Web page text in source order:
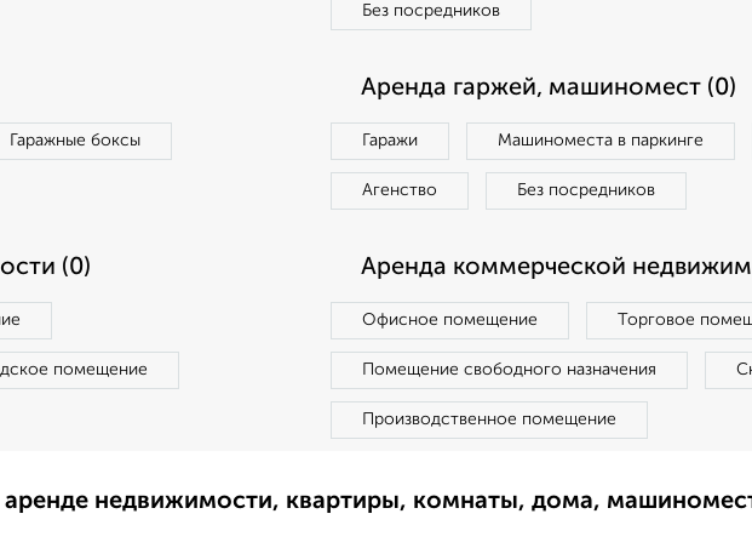
Без посредников
Гаражные боксы
Аренда гаржей, машиномест (0)
Гаражи Машиноместа в паркинге
Агенство Без посредников
(0)
помещение
Аренда коммерческой
Офисное помещение Торговое
Помещение свободного назначения
Производственное помещение
недвижимости, квартиры, комнаты, дома,